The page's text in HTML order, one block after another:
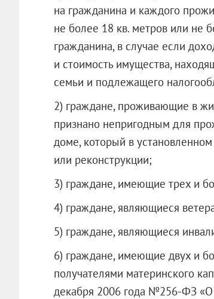
на гражданина и каждого
не более 18 кв. метров или не
гражданина, в случае если
и стоимость имущества,
семьи и подлежащего
2) граждане, проживающие в
признано непригодным для
доме, который в
или реконструкции;
3) граждане, имеющие трех и
4) граждане, являющиеся
5) граждане, являющиеся
6) граждане, имеющие двух и
получателями материнского
декабря 2006 года №256‑ФЗ